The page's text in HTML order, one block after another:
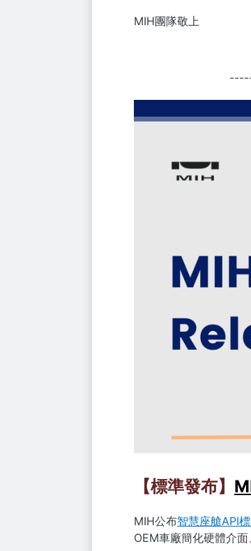
MIH團隊敬上
【標準發布】
MIH公布智慧座艙API
OEM車廠簡化硬體介